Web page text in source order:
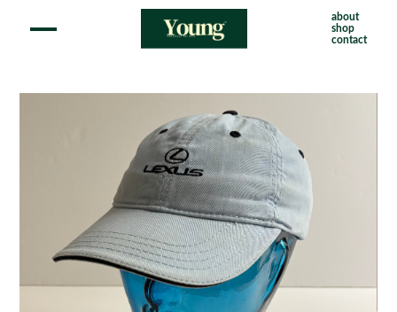
about
shop
contact